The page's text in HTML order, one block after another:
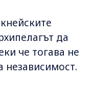
да
че тогава не